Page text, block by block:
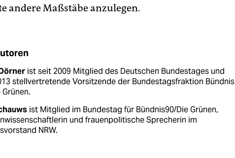
andere Maßstäbe anzulegen.
ist seit 2009 Mitglied des Deutschen Bundestages und
stellvertretende Vorsitzende der Bundestagsfraktion Bündnis
ist Mitglied im Bundestag für Bündnis90/Die Grünen,
und frauenpolitische Sprecherin im
NRW.